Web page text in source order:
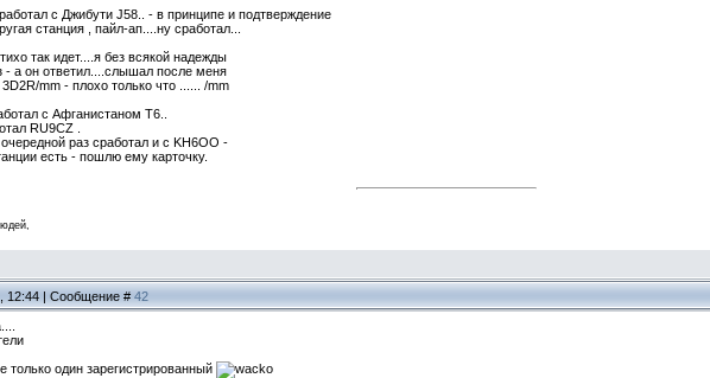
с Джибути J58.. - в принципе и подтверждение
станция , пайл-ап....ну сработал...
так идет....я без всякой надежды
- а он ответил....слышал после меня
mm - плохо только что ...... /mm
с Афганистаном T6..
RU9CZ .
раз сработал и с KH6OO -
есть - пошлю ему карточку.
12:44 | Сообщение # 42
только один зарегистрированный